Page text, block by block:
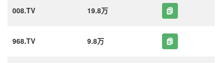
008.TV 19.8万
968.TV 9.8万